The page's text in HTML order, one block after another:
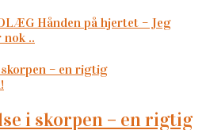
Hånden på hjertet – Jeg
nok ..